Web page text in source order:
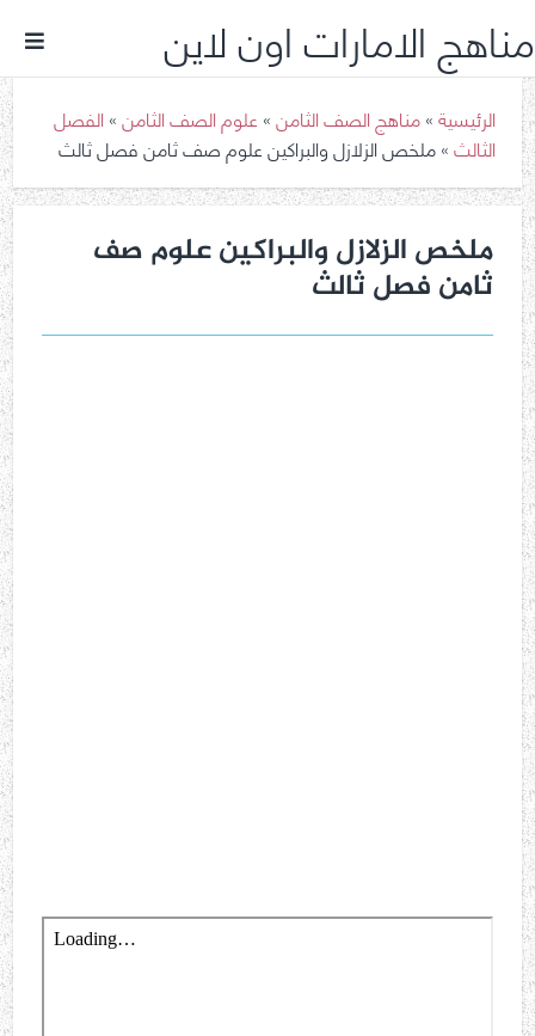
مناهج الامارات اون لاين
الرئيسية»مناهج الصف الثامن»علوم الصف الثامن»الفصل
الثالث»ملخص الزلازل والبراكين علوم صف ثامن فصل ثالث
ملخص الزلازل والبراكين علوم صف
ثامن فصل ثالث